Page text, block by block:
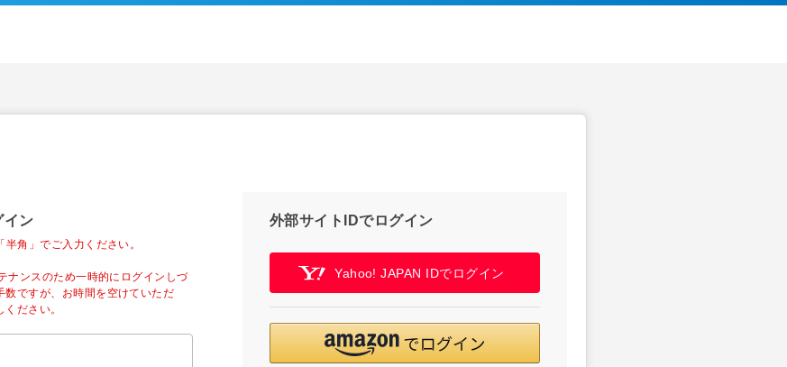
イン
角」でご入力ください。
ンスのため一時的にログインしづ
数ですが、お時間を空けていただ
ださい。
外部サイトIDでログイン
Yahoo! JAPAN IDでログイン